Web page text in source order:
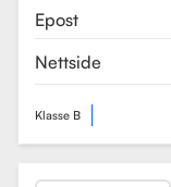
Epost
Nettside
Klasse B